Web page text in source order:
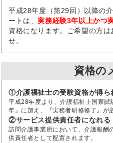
平成28年度（第29回）以降の
ートは、実務経験3年以上かつ
資格になります。ご希望の方
せ。
資格の
①介護福祉士の受験資格が得ら
平成28年度より、介護福祉士国家
年』に加え、『実務者研修修了』が
②サービス提供責任者になれる
訪問介護事業所において、介護報酬
供責任者として配置されます。